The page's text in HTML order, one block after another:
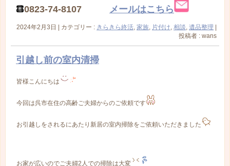
0823-74-8107 メールはこちら
2024年2月3日 | カテゴリー : きらきら終活 家族 片付け 相談 遺品整理 |
投稿者 : wans
引越し前の室内清掃
皆様こんにちは
今回は呉市在住の高齢ご夫婦からのご依頼です
お引越しをされるにあたり新居の室内掃除をご依頼いただきました
お家が広いのでご夫婦2人での掃除は大変